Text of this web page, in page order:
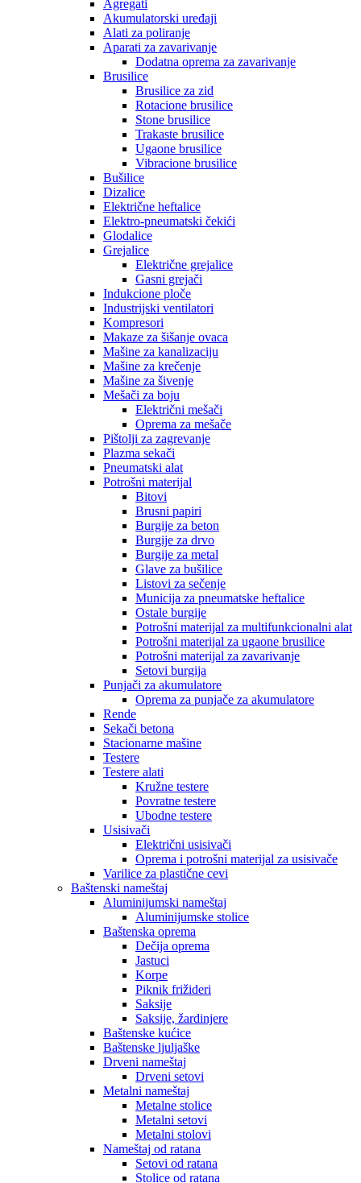
Agregati
Akumulatorski uređaji
Alati za poliranje
Aparati za zavarivanje
Dodatna oprema za zavarivanje
Brusilice
Brusilice za zid
Rotacione brusilice
Stone brusilice
Trakaste brusilice
Ugaone brusilice
Vibracione brusilice
Bušilice
Dizalice
Električne heftalice
Elektro-pneumatski čekići
Glodalice
Grejalice
Električne grejalice
Gasni grejači
Indukcione ploče
Industrijski ventilatori
Kompresori
Makaze za šišanje ovaca
Mašine za kanalizaciju
Mašine za krečenje
Mašine za šivenje
Mešači za boju
Električni mešači
Oprema za mešače
Pištolji za zagrevanje
Plazma sekači
Pneumatski alat
Potrošni materijal
Bitovi
Brusni papiri
Burgije za beton
Burgije za drvo
Burgije za metal
Glave za bušilice
Listovi za sečenje
Municija za pneumatske heftalice
Ostale burgije
Potrošni materijal za multifunkcionalni alat
Potrošni materijal za ugaone brusilice
Potrošni materijal za zavarivanje
Setovi burgija
Punjači za akumulatore
Oprema za punjače za akumulatore
Rende
Sekači betona
Stacionarne mašine
Testere
Testere alati
Kružne testere
Povratne testere
Ubodne testere
Usisivači
Električni usisivači
Oprema i potrošni materijal za usisivače
Varilice za plastične cevi
Baštenski nameštaj
Aluminijumski nameštaj
Aluminijumske stolice
Baštenska oprema
Dečija oprema
Jastuci
Korpe
Piknik frižideri
Saksije
Saksije, žardinjere
Baštenske kućice
Baštenske ljuljaške
Drveni nameštaj
Drveni setovi
Metalni nameštaj
Metalne stolice
Metalni setovi
Metalni stolovi
Nameštaj od ratana
Setovi od ratana
Stolice od ratana